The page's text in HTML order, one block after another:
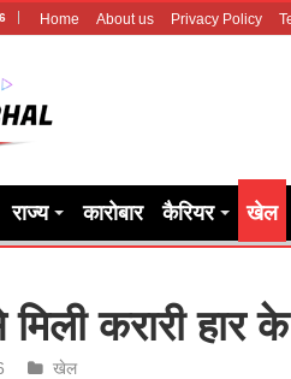
Home About us Privacy Policy
राज्य कारोबार कैरियर खेल
करारी हार के
खेल